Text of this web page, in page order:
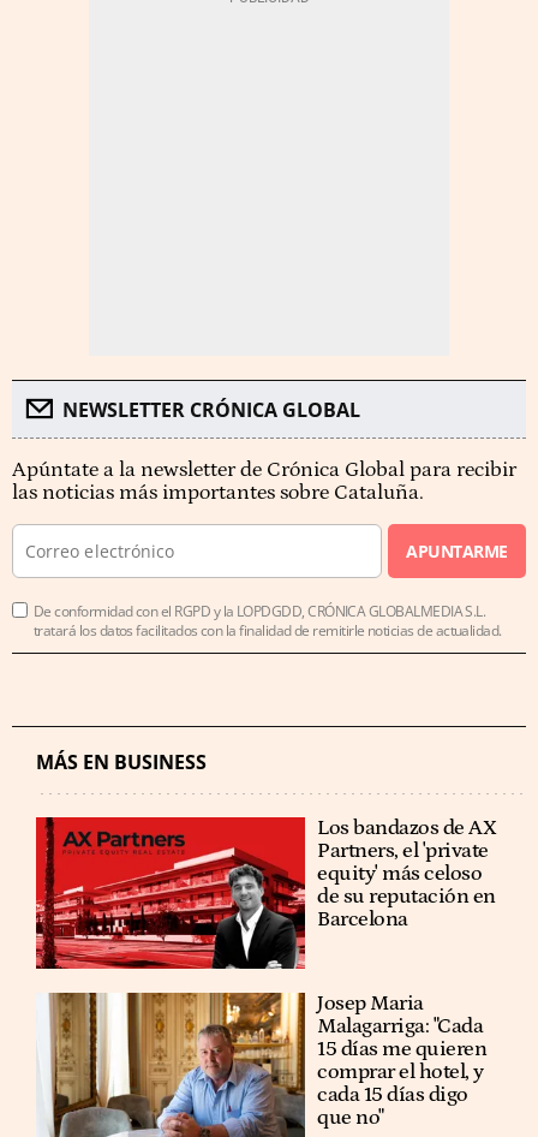
NEWSLETTER CRÓNICA GLOBAL
Apúntate a la newsletter de Crónica Global para recibir
las noticias más importantes sobre Cataluña.
APUNTARME
De conformidad con el RGPD y la LOPDGDD, CRÓNICA GLOBALMEDIA S.L.
tratará los datos facilitados con la finalidad de remitirle noticias de actualidad.
MÁS EN BUSINESS
Los bandazos de AX
Partners, el 'private
equity' más celoso
de su reputación en
Barcelona
​​Josep Maria
Malagarriga: "Cada
15 días me quieren
comprar el hotel, y
cada 15 días digo
que no"